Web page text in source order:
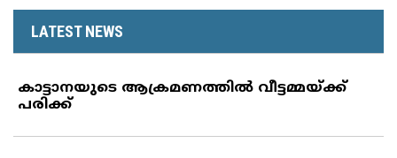
LATEST NEWS
കാട്ടാനയുടെ ആക്രമണത്തില്‍ വീട്ടമ്മയ്ക്ക്
പരിക്ക്